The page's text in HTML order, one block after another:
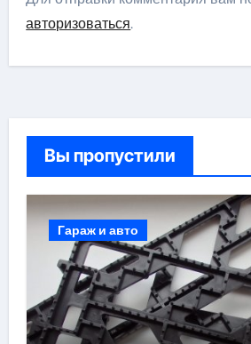
авторизоваться.
Вы пропустили
Гараж и авто